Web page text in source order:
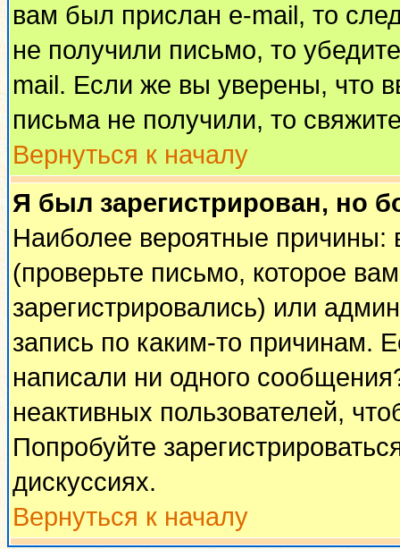
вам был прислан e-mail, то
не получили письмо, то
mail. Если же вы уверены, что
письма не получили, то
Вернуться к началу
Я был зарегистрирован, но
Наиболее вероятные причины:
(проверьте письмо, которое
зарегистрировались) или
запись по каким-то причинам.
написали ни одного
неактивных пользователей,
Попробуйте
дискуссиях.
Вернуться к началу